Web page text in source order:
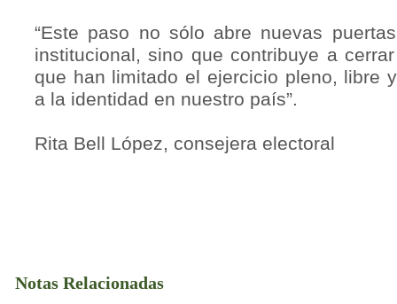
“Este paso no sólo abre nuevas
institucional, sino que contribuye a
que han limitado el ejercicio pleno, libre
a la identidad en nuestro país”.
Rita Bell López, consejera electoral
Notas Relacionadas